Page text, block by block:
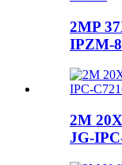
2MP
IPZM-
2M
JG-